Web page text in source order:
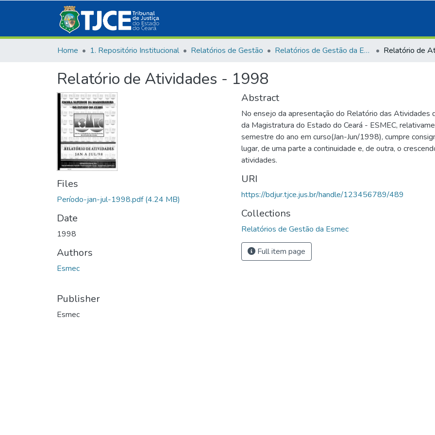
Home 1. Repositório Institucional Relatórios de Gestão Relatórios de Gestão da Esmec
Relatório de Atividades - 1998
Files
Período-jan-jul-1998.pdf(4.24 MB)
Date
1998
Authors
Esmec
Publisher
Esmec
Abstract
No ensejo da apresentação do Relatório das Atividades
da Magistratura do Estado do Ceará - ESMEC,
semestre do ano em curso(Jan-Jun/1998), cumpre
lugar, de uma parte a continuidade e, de outra, o
atividades.
URI
https://bdjur.tjce.jus.br/handle/123456789/489
Collections
Relatórios de Gestão da Esmec
Full item page